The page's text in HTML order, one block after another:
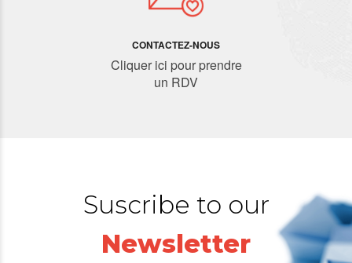
CONTACTEZ-NOUS
Cliquer ici pour prendre
un RDV
Suscribe to our
Newsletter